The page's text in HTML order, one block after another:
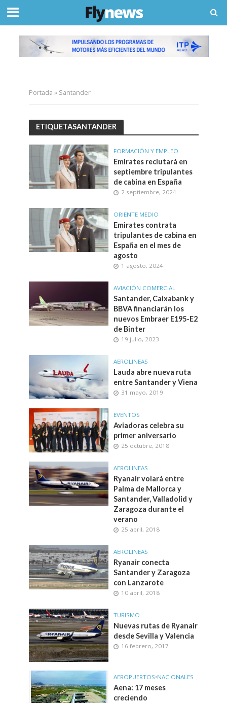
Portada » Santander
ETIQUETASANTANDER
FORMACIÓN Y EMPLEO
Emirates reclutará en
septiembre tripulantes
de cabina en España
2 septiembre, 2024
ORIENTE MEDIO
Emirates contrata
tripulantes de cabina en
España en el mes de
agosto
1 agosto, 2024
AVIACIÓN COMERCIAL
Santander, Caixabank y
BBVA financiarán los
nuevos Embraer E195-E2
de Binter
19 julio, 2023
AEROLINEAS
Lauda abre nueva ruta
entre Santander y Viena
31 mayo, 2019
EVENTOS
Aviadoras celebra su
primer aniversario
25 octubre, 2018
AEROLINEAS
Ryanair volará entre
Palma de Mallorca y
Santander, Valladolid y
Zaragoza durante el
verano
25 abril, 2018
AEROLINEAS
Ryanair conecta
Santander y Zaragoza
con Lanzarote
10 abril, 2018
TURISMO
Nuevas rutas de Ryanair
desde Sevilla y Valencia
16 febrero, 2017
AEROPUERTOS•NACIONALES
Aena: 17 meses
creciendo